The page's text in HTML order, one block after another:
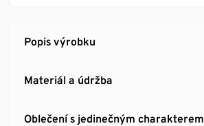
Popis výrobku
Materiál a údržba
Oblečení s jedinečným charakterem